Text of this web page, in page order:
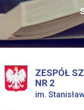
ZESPÓŁ
NR 2
im.